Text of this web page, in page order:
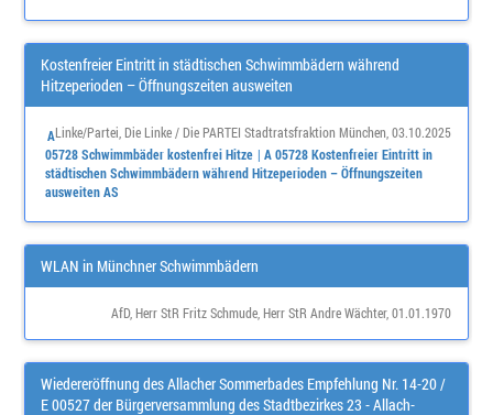
Kostenfreier Eintritt in städtischen Schwimmbädern während
Hitzeperioden – Öffnungszeiten ausweiten
Linke/Partei Die Linke / Die PARTEI Stadtratsfraktion München , 03.10.2025
A
05728 Schwimmbäder kostenfrei Hitze
A 05728 Kostenfreier Eintritt in
städtischen Schwimmbädern während Hitzeperioden – Öffnungszeiten
ausweiten AS
WLAN in Münchner Schwimmbädern
AfD, Herr StR Fritz Schmude Herr StR Andre Wächter, 01.01.1970
Wiedereröffnung des Allacher Sommerbades Empfehlung Nr. 14-20 /
E 00527 der Bürgerversammlung des Stadtbezirkes 23 - Allach-